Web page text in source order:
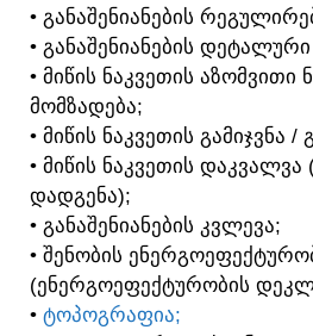
• ᲒᲐᲜᲐᲨᲔᲜᲘᲐᲜᲔᲑᲘᲡ
• ᲒᲐᲜᲐᲨᲔᲜᲘᲐᲜᲔᲑᲘᲡ
• ᲛᲘᲬᲘᲡ ᲜᲐᲙᲕᲔᲗᲘᲡ ᲐᲖᲝᲛᲕᲘᲗᲘ
ᲛᲝᲛᲖᲐᲓᲔᲑᲐ;
• ᲛᲘᲬᲘᲡ ᲜᲐᲙᲕᲔᲗᲘᲡ ᲒᲐᲛᲘᲯᲕᲜᲐ /
• ᲛᲘᲬᲘᲡ ᲜᲐᲙᲕᲔᲗᲘᲡ ᲓᲐᲙᲕᲐᲚᲕᲐ
ᲓᲐᲓᲒᲔᲜᲐ);
• ᲒᲐᲜᲐᲨᲔᲜᲘᲐᲜᲔᲑᲘᲡ ᲙᲕᲚᲔᲕᲐ;
• ᲨᲔᲜᲝᲑᲘᲡ
(ᲔᲜᲔᲠᲒᲝᲔᲤᲔᲥᲢᲣᲠᲝᲑᲘᲡ
• ᲢᲝᲞᲝᲒᲠᲐᲤᲘᲐ;